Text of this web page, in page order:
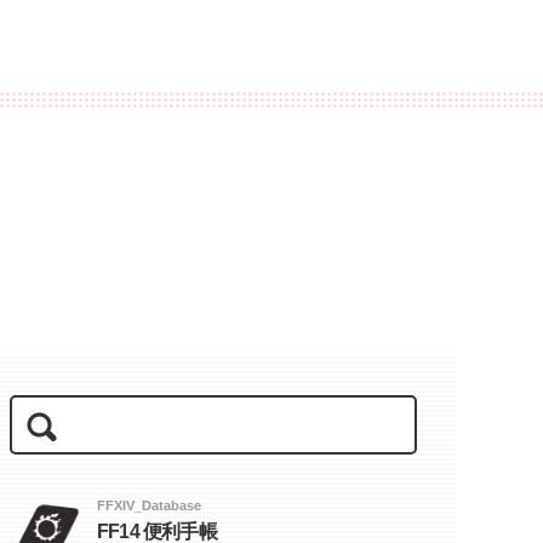
FFXIV_Database
FF14 便利手帳